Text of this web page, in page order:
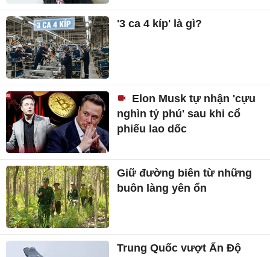
'3 ca 4 kíp' là gì?
Elon Musk tự nhận 'cựu
nghìn tỷ phú' sau khi cổ
phiếu lao dốc
Giữ đường biên từ những
buôn làng yên ổn
Trung Quốc vượt Ấn Độ